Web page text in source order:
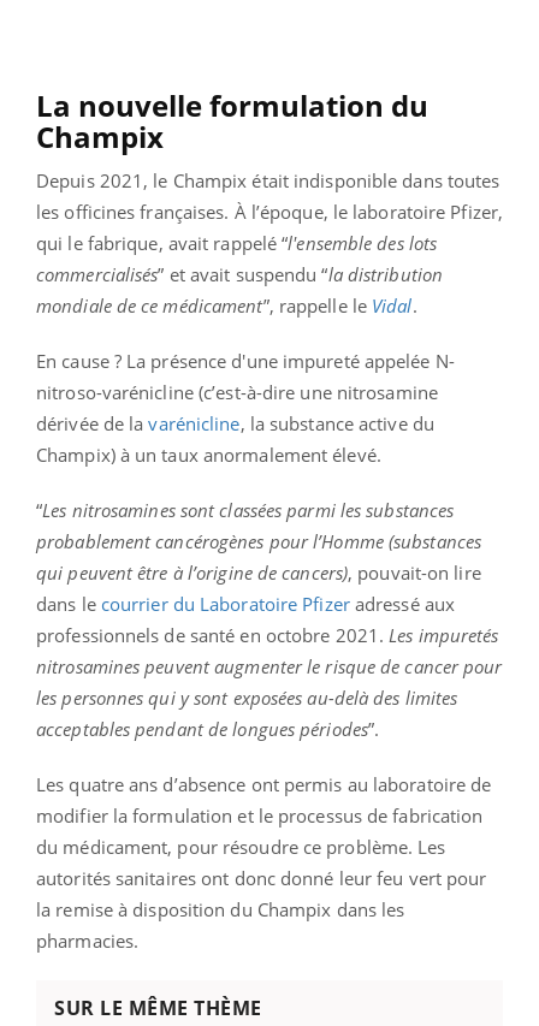
La nouvelle formulation du
Champix
Depuis 2021, le Champix était indisponible dans toutes
les officines françaises. À l’époque, le laboratoire Pfizer,
qui le fabrique, avait rappelé “l'ensemble des lots
commercialisés” et avait suspendu “la distribution
mondiale de ce médicament”, rappelle le Vidal.
En cause ? La présence d'une impureté appelée N-
nitroso-varénicline (c’est-à-dire une nitrosamine
dérivée de lavarénicline, la substance active du
Champix) à un taux anormalement élevé.
“Les nitrosamines sont classées parmi les substances
probablement cancérogènes pour l’Homme (substances
qui peuvent être à l’origine de cancers), pouvait-on lire
dans le courrier du Laboratoire Pfizeradressé aux
professionnels de santé en octobre 2021. Les impuretés
nitrosamines peuvent augmenter le risque de cancer pour
les personnes qui y sont exposées au-delà des limites
acceptables pendant de longues périodes”.
Les quatre ans d’absence ont permis au laboratoire de
modifier la formulation et le processus de fabrication
du médicament, pour résoudre ce problème. Les
autorités sanitaires ont donc donné leur feu vert pour
la remise à disposition du Champix dans les
pharmacies.
SUR LE MÊME THÈME